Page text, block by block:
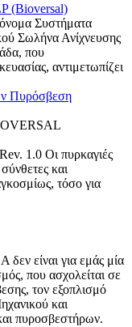
(Bioversal)
Συστήματα
Σωλήνα Ανίχνευσης
που
αντιμετωπίζει
Πυρόσβεση
1.0 Οι πυρκαγιές
και
τόσο για
είναι για εμάς μία
που ασχολείται σε
τον εξοπλισμό
και
πυροσβεστήρων.